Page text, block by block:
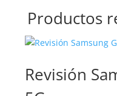
Productos
Revisión